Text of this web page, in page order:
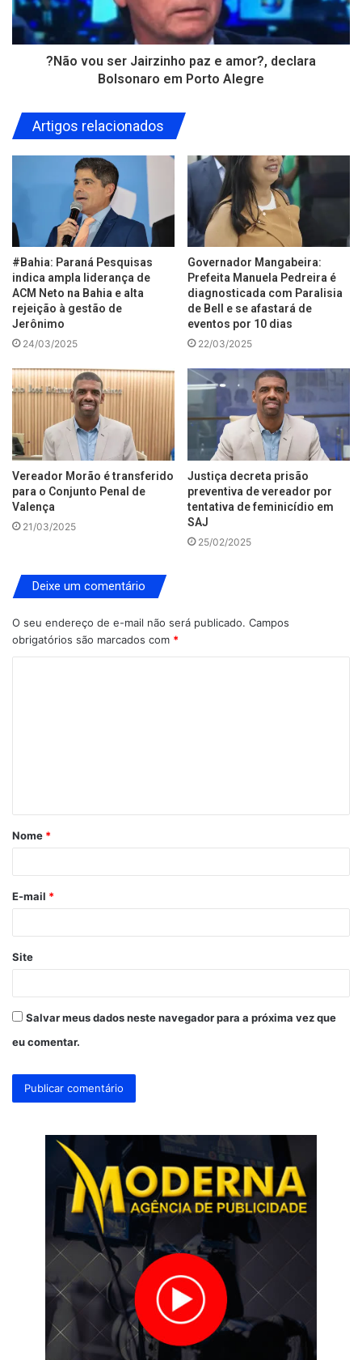
?Não vou ser Jairzinho paz e amor?, declara
Bolsonaro em Porto Alegre
Artigos relacionados
#Bahia: Paraná Pesquisas
indica ampla liderança de
ACM Neto na Bahia e alta
rejeição à gestão de
Jerônimo
24/03/2025
Governador Mangabeira:
Prefeita Manuela Pedreira é
diagnosticada com Paralisia
de Bell e se afastará de
eventos por 10 dias
22/03/2025
Vereador Morão é transferido
para o Conjunto Penal de
Valença
21/03/2025
Justiça decreta prisão
preventiva de vereador por
tentativa de feminicídio em
SAJ
25/02/2025
Deixe um comentário
O seu endereço de e-mail não será publicado. Campos
obrigatórios são marcados com *
á
r
*
Nome *
E-mail *
Site
Salvar meus dados neste navegador para a próxima vez que
eu comentar.